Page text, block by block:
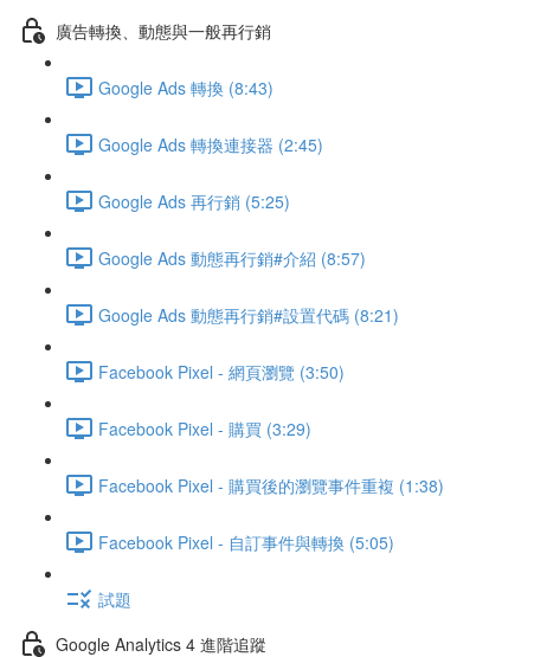
廣告轉換、動態與一般再行銷
Google Ads 轉換 (8:43)
Google Ads 轉換連接器 (2:45)
Google Ads 再行銷 (5:25)
Google Ads 動態再行銷#介紹 (8:57)
Google Ads 動態再行銷#設置代碼 (8:21)
Facebook Pixel - 網頁瀏覽 (3:50)
Facebook Pixel - 購買 (3:29)
Facebook Pixel - 購買後的瀏覽事件重複 (1:38)
Facebook Pixel - 自訂事件與轉換 (5:05)
試題
Google Analytics 4 進階追蹤